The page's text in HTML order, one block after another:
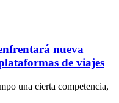
nueva
de viajes
una cierta competencia,